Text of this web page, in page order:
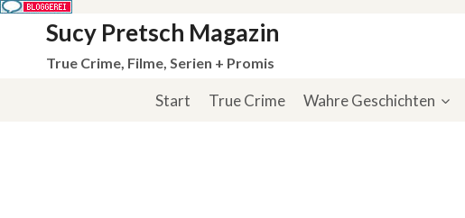
springen
Sucy Pretsch Magazin
True Crime, Filme, Serien + Promis
Start True Crime Wahre Geschichten